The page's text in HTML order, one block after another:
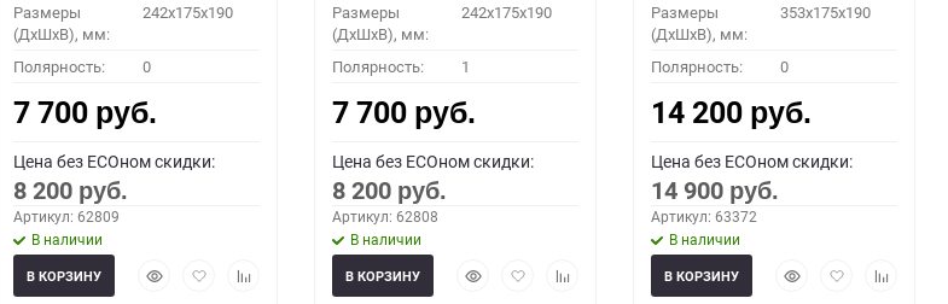
Размеры
(ДхШхВ), мм:
242x175x190
Полярность: 0
7 700 руб.
Цена без ECOном скидки:
8 200 руб.
Артикул: 62809
В наличии
БыстрыйДобавитьДобавить
В КОРЗИНУ
Размеры
(ДхШхВ), мм:
242x175x190
Полярность: 1
7 700 руб.
Цена без ECOном скидки:
8 200 руб.
Артикул: 62808
В наличии
БыстрыйДобавитьДобавить
В КОРЗИНУ
Размеры
(ДхШхВ), мм:
353x175x190
Полярность: 0
14 200 руб.
Цена без ECOном скидки:
14 900 руб.
Артикул: 63372
В наличии
БыстрыйДобавитьДобавить
В КОРЗИНУ